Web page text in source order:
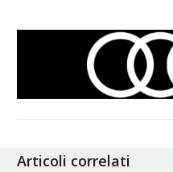
Articoli correlati